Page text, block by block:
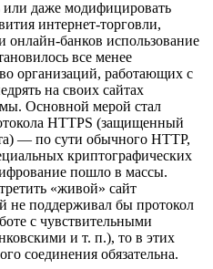
или даже модифицировать
интернет-торговли,
онлайн-банков использование
все менее
организаций, работающих с
на своих сайтах
Основной мерой стал
HTTPS (защищенный
— по сути обычного HTTP,
криптографических
пошло в массы.
«живой» сайт
не поддерживал бы протокол
с чувствительными
и т. п.), то в этих
соединения обязательна.